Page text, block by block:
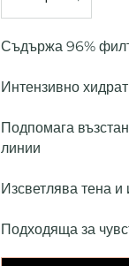
Съдържа 96%
Интензивно
Подпомага
линии
Изсветлява тена и
Подходяща за